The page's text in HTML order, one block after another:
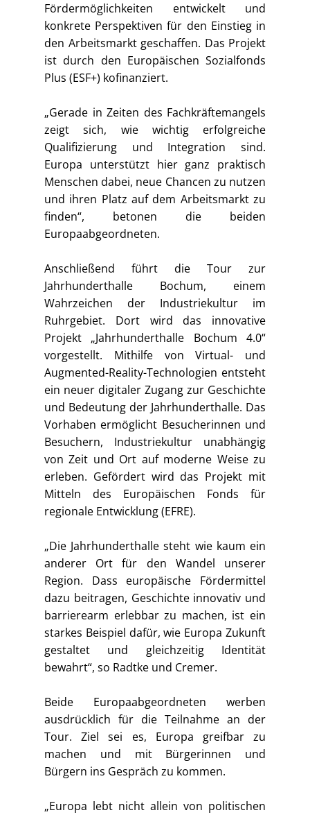
Fördermöglichkeiten entwickelt und
konkrete Perspektiven für den Einstieg in
den Arbeitsmarkt geschaffen. Das Projekt
ist durch den Europäischen Sozialfonds
Plus (ESF+) kofinanziert.
„Gerade in Zeiten des Fachkräftemangels
zeigt sich, wie wichtig erfolgreiche
Qualifizierung und Integration sind.
Europa unterstützt hier ganz praktisch
Menschen dabei, neue Chancen zu nutzen
und ihren Platz auf dem Arbeitsmarkt zu
finden“, betonen die beiden
Europaabgeordneten.
Anschließend führt die Tour zur
Jahrhunderthalle Bochum, einem
Wahrzeichen der Industriekultur im
Ruhrgebiet. Dort wird das innovative
Projekt „Jahrhunderthalle Bochum 4.0“
vorgestellt. Mithilfe von Virtual- und
Augmented-Reality-Technologien entsteht
ein neuer digitaler Zugang zur Geschichte
und Bedeutung der Jahrhunderthalle. Das
Vorhaben ermöglicht Besucherinnen und
Besuchern, Industriekultur unabhängig
von Zeit und Ort auf moderne Weise zu
erleben. Gefördert wird das Projekt mit
Mitteln des Europäischen Fonds für
regionale Entwicklung (EFRE).
„Die Jahrhunderthalle steht wie kaum ein
anderer Ort für den Wandel unserer
Region. Dass europäische Fördermittel
dazu beitragen, Geschichte innovativ und
barrierearm erlebbar zu machen, ist ein
starkes Beispiel dafür, wie Europa Zukunft
gestaltet und gleichzeitig Identität
bewahrt“, so Radtke und Cremer.
Beide Europaabgeordneten werben
ausdrücklich für die Teilnahme an der
Tour. Ziel sei es, Europa greifbar zu
machen und mit Bürgerinnen und
Bürgern ins Gespräch zu kommen.
„Europa lebt nicht allein von politischen